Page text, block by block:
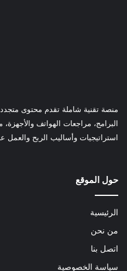
منصة تقنية شاملة تقدم محتوى
البرامج، مراجعات الهواتف والأجهزة،
استراتيجيات وأساليب الربح والعمل
حول الموقع
الرئيسية
من نحن
اتصل بنا
سياسة الخصوصية